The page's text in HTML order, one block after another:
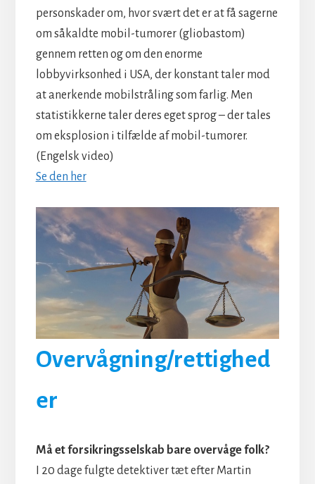
personskader om, hvor svært det er at få sagerne
om såkaldte mobil-tumorer (gliobastom)
gennem retten og om den enorme
lobbyvirksonhed i USA, der konstant taler mod
at anerkende mobilstråling som farlig. Men
statistikkerne taler deres eget sprog – der tales
om eksplosion i tilfælde af mobil-tumorer.
(Engelsk video)
Se den her
Overvågning/rettighed
er
Må et forsikringsselskab bare overvåge folk?
I 20 dage fulgte detektiver tæt efter Martin